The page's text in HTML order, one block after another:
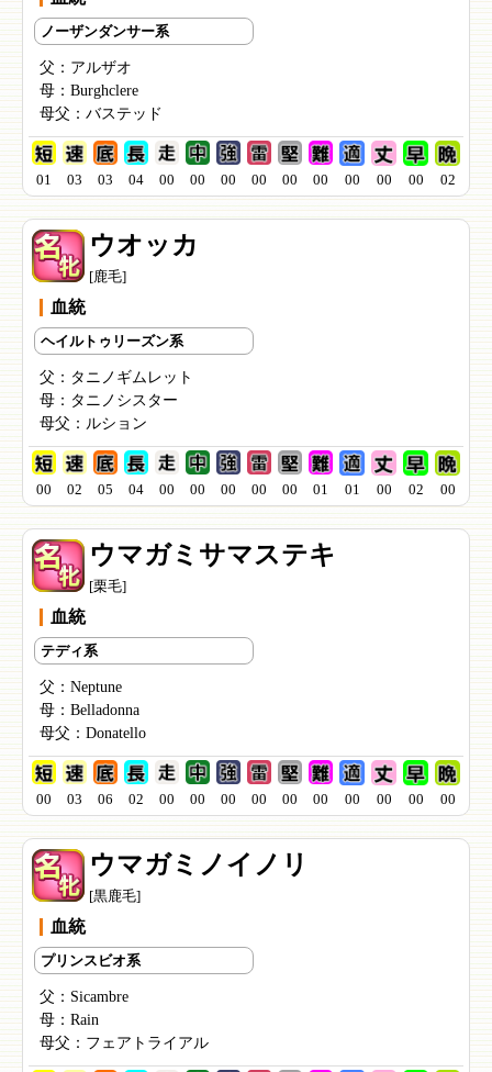
ノーザンダンサー系
父： アルザオ
母： Burghclere
母父： バステッド
01 03 03 04 00 00 00 00 00 00 00 00 00 02
ウオッカ
[鹿毛]
血統
ヘイルトゥリーズン系
父： タニノギムレット
母： タニノシスター
母父： ルション
00 02 05 04 00 00 00 00 00 01 01 00 02 00
ウマガミサマステキ
[栗毛]
血統
テディ系
父： Neptune
母： Belladonna
母父： Donatello
00 03 06 02 00 00 00 00 00 00 00 00 00 00
ウマガミノイノリ
[黒鹿毛]
血統
プリンスビオ系
父： Sicambre
母： Rain
母父： フェアトライアル